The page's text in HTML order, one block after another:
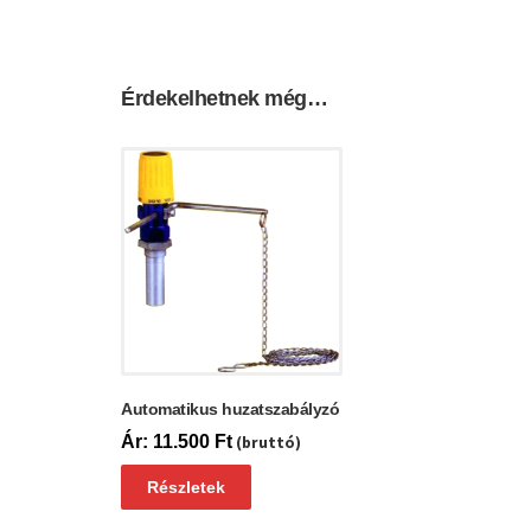
Érdekelhetnek még…
Automatikus huzatszabályzó
11.500 Ft (bruttó)
Részletek